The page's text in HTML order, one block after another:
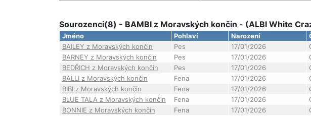
Sourozenci(8) - BAMBI z Moravských končin - (ALBI White
Jméno Pohlaví Narození
BAILEY z Moravských končin
Pes 17/01/2026
BARNEY z Moravských končin
Pes 17/01/2026
BEDŘICH z Moravských končin
Pes 17/01/2026
BALLI z Moravských končin
Fena 17/01/2026
BIBI z Moravských končin
Fena 17/01/2026
BLUE TALA z Moravských končin
Fena 17/01/2026
BONNIE z Moravských končin
Fena 17/01/2026